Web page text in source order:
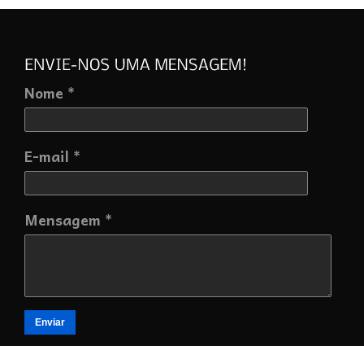
Nome *
E-mail *
Mensagem *
Enviar